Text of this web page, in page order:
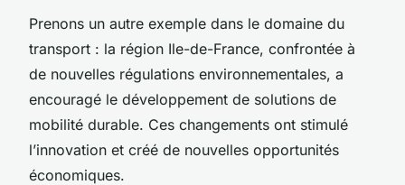
Prenons un autre exemple dans le domaine du
transport : la région Ile-de-France, confrontée à
de nouvelles régulations environnementales, a
encouragé le développement de solutions de
mobilité durable. Ces changements ont stimulé
l’innovation et créé de nouvelles opportunités
économiques.